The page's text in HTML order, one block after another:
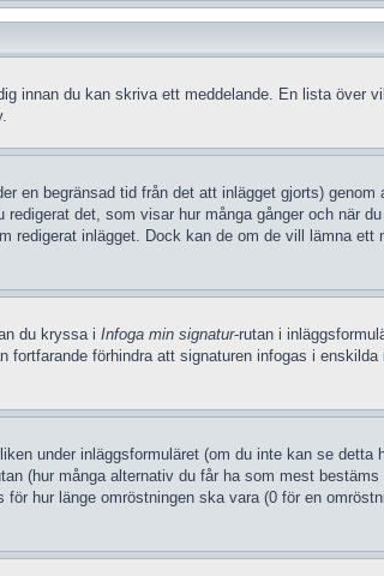
innan du kan skriva ett meddelande. En lista över
en begränsad tid från det att inlägget gjorts)
det, som visar hur många gånger och när
inlägget. Dock kan de om de vill lämna ett
du kryssa i Infoga min signatur-rutan i
förhindra att signaturen infogas i
under inläggsformuläret (om du inte kan se detta
(hur många alternativ du får ha som mest
hur länge omröstningen ska vara (0 för en